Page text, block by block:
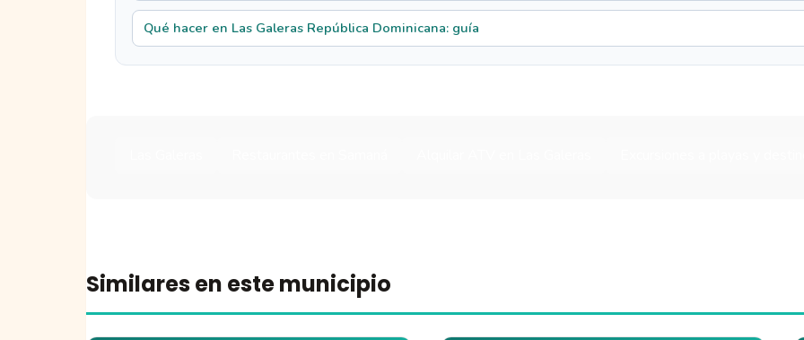
Qué hacer en Las Galeras República Dominicana: guía
Similares en este municipio